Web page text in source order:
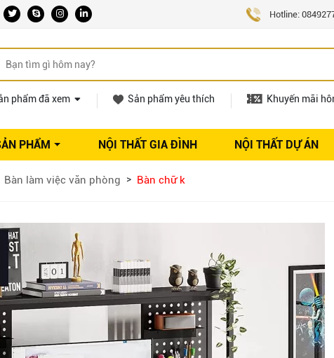
Hotline:
phẩm đã xem Sản phẩm yêu thích Khuyến mãi
PHẨM NỘI THẤT GIA ĐÌNH NỘI THẤT DỰ ÁN
Bàn làm việc văn phòng Bàn chữ k